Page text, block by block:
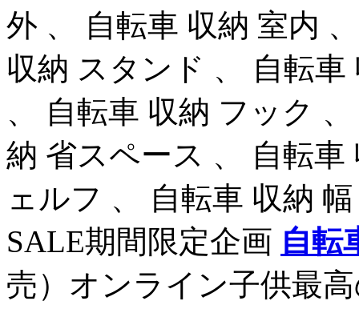
外 、 自転車 収納 室内
収納 スタンド 、 自転
、 自転車 収納 フック
納 省スペース 、 自転車
ェルフ 、 自転車 収納
SALE期間限定企画 自転
売）オンライン子供最